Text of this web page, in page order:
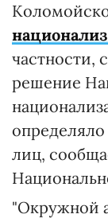
частности,
решение
определяло
лиц,
"Окружной